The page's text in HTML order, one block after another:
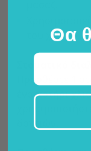
του χώρου.
Προσθέστε 1
ένα ποτήρι
δοντιών.
Θα